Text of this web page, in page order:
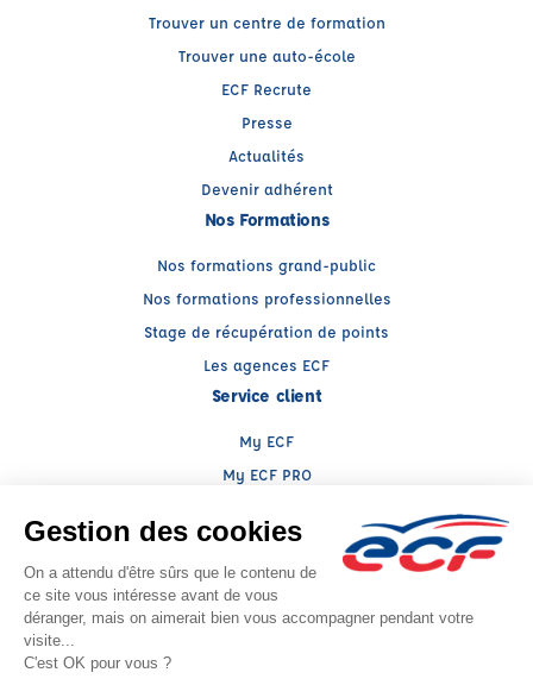
Trouver un centre de formation
Trouver une auto-école
ECF Recrute
Presse
Actualités
Devenir adhérent
Nos Formations
Nos formations grand-public
Nos formations professionnelles
Stage de récupération de points
Les agences ECF
Service client
My ECF
My ECF PRO
Conseils
Nous contacter